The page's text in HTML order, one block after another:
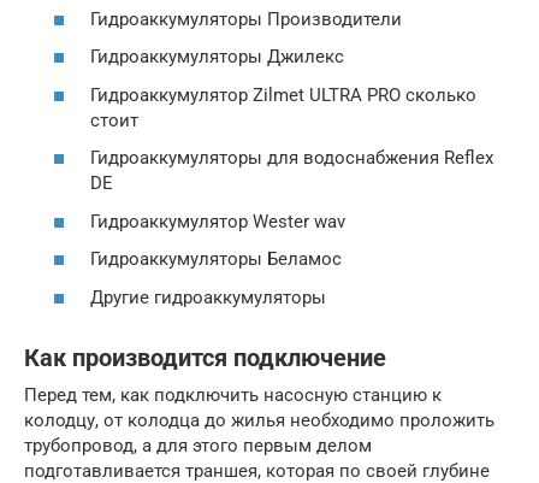
Гидроаккумуляторы Производители
Гидроаккумуляторы Джилекс
Гидроаккумулятор Zilmet ULTRA PRO сколько
стоит
Гидроаккумуляторы для водоснабжения Reflex
DE
Гидроаккумулятор Wester wav
Гидроаккумуляторы Беламос
Другие гидроаккумуляторы
Как производится подключение
Перед тем, как подключить насосную станцию к
колодцу, от колодца до жилья необходимо проложить
трубопровод, а для этого первым делом
подготавливается траншея, которая по своей глубине